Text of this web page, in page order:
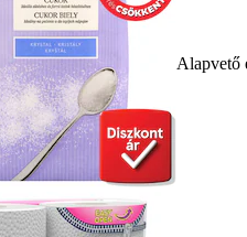
Alapvető